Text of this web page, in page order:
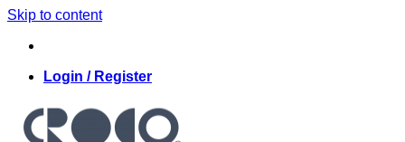
Skip to content
Login / Register